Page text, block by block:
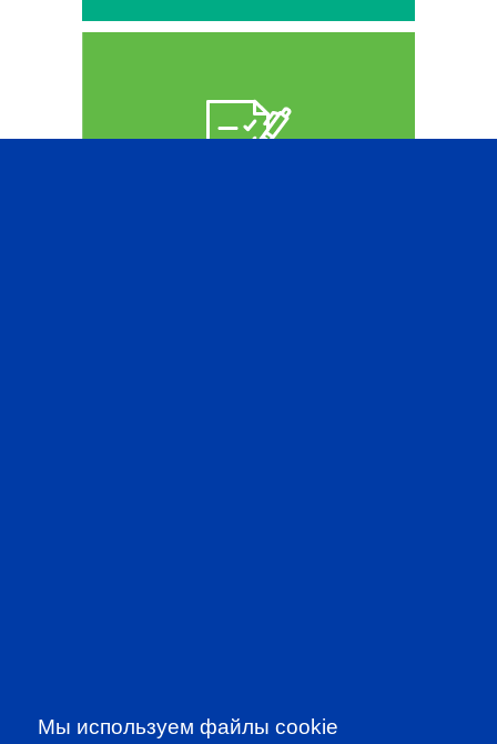
Мы используем файлы cookie